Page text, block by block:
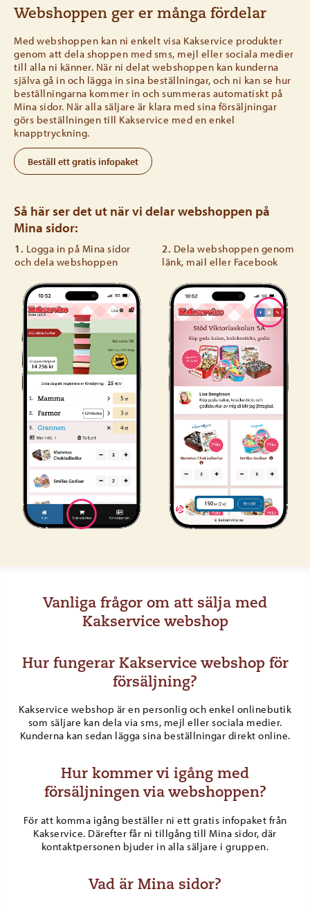
Webshoppen ger er många fördelar
Med webshoppen kan ni enkelt visa Kakservice produkter
genom att dela shoppen med sms, mejl eller sociala medier
till alla ni känner. När ni delat webshoppen kan kunderna
själva gå in och lägga in sina beställningar, och ni kan se hur
beställningarna kommer in och summeras automatiskt på
Mina sidor. När alla säljare är klara med sina försäljningar
görs beställningen till Kakservice med en enkel
knapptryckning.
Beställ ett gratis infopaket
Så här ser det ut när vi delar webshoppen på
Mina sidor:
1. Logga in på Mina sidor
och dela webshoppen
2. Dela webshoppen genom
länk, mail eller Facebook
Vanliga frågor om att sälja med
Kakservice webshop
Hur fungerar Kakservice webshop för
försäljning?
Kakservice webshop är en personlig och enkel onlinebutik
som säljare kan dela via sms, mejl eller sociala medier.
Kunderna kan sedan lägga sina beställningar direkt online.
Hur kommer vi igång med
försäljningen via webshoppen?
För att komma igång beställer ni ett gratis infopaket från
Kakservice. Därefter får ni tillgång till Mina sidor, där
kontaktpersonen bjuder in alla säljare i gruppen.
Vad är Mina sidor?